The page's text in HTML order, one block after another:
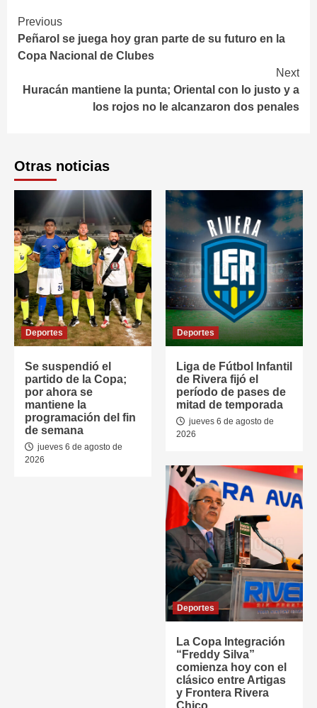
Continue
Reading
Previous
Peñarol se juega hoy gran parte de su futuro en la
Copa Nacional de Clubes
Next
Huracán mantiene la punta; Oriental con lo justo y a
los rojos no le alcanzaron dos penales
Otras noticias
Deportes
Se suspendió el
partido de la Copa;
por ahora se
mantiene la
programación del fin
de semana
jueves 6 de agosto de
2026
Deportes
Liga de Fútbol Infantil
de Rivera fijó el
período de pases de
mitad de temporada
jueves 6 de agosto de
2026
Deportes
La Copa Integración
“Freddy Silva”
comienza hoy con el
clásico entre Artigas
y Frontera Rivera